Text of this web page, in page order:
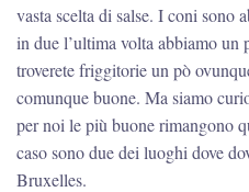
vasta scelta di salse. I coni sono
in due l’ultima volta abbiamo
troverete friggitorie un pò
comunque buone. Ma siamo
per noi le più buone rimangono
caso sono due dei luoghi dove
Bruxelles.